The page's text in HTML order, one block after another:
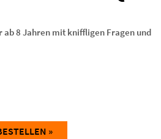
ab 8 Jahren mit kniffligen Fragen und
»